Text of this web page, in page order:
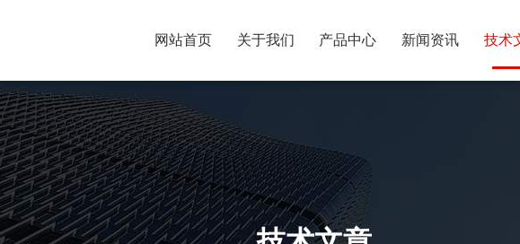
网站首页 关于我们 产品中心 新闻资讯 技术